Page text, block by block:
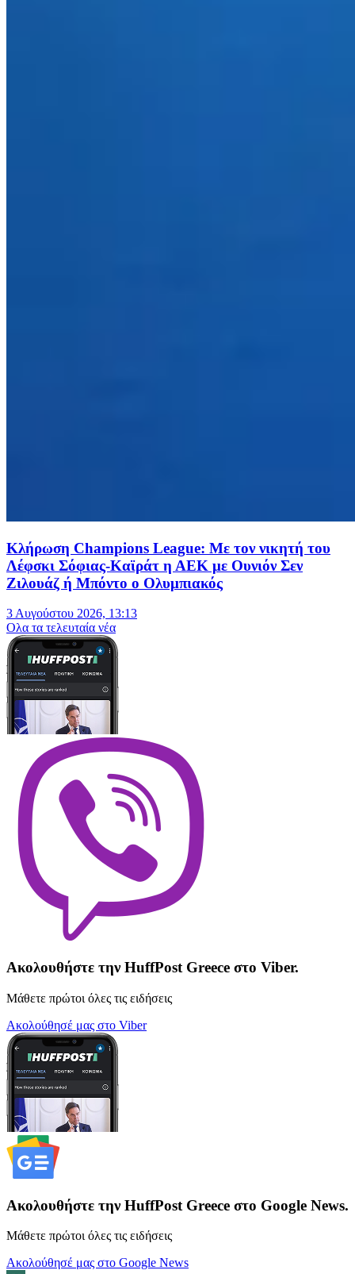
Κλήρωση Champions League: Με τον νικητή του
Λέφσκι Σόφιας-Καϊράτ η ΑΕΚ με Ουνιόν Σεν
Ζιλουάζ ή Μπόντο ο Ολυμπιακός
3 Αυγούστου 2026, 13:13
Oλα τα τελευταία νέα
Ακολουθήστε την HuffPost Greece στο Viber.
Μάθετε πρώτοι όλες τις ειδήσεις
Ακολούθησέ μας στο Viber
Ακολουθήστε την HuffPost Greece στο Google News.
Μάθετε πρώτοι όλες τις ειδήσεις
Ακολούθησέ μας στο Google News